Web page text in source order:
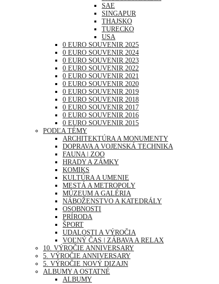
SAE
SINGAPUR
THAJSKO
TURECKO
USA
0 EURO SOUVENIR 2025
0 EURO SOUVENIR 2024
0 EURO SOUVENIR 2023
0 EURO SOUVENIR 2022
0 EURO SOUVENIR 2021
0 EURO SOUVENIR 2020
0 EURO SOUVENIR 2019
0 EURO SOUVENIR 2018
0 EURO SOUVENIR 2017
0 EURO SOUVENIR 2016
0 EURO SOUVENIR 2015
PODĽA TÉMY
ARCHITEKTÚRA A MONUMENTY
DOPRAVA A VOJENSKÁ TECHNIKA
FAUNA | ZOO
HRADY A ZÁMKY
KOMIKS
KULTÚRA A UMENIE
MESTÁ A METROPOLY
MÚZEUM A GALÉRIA
NÁBOŽENSTVO A KATEDRÁLY
OSOBNOSTI
PRÍRODA
ŠPORT
UDALOSTI A VÝROČIA
VOĽNÝ ČAS | ZÁBAVA A RELAX
10. VÝROČIE ANNIVERSARY
5. VÝROČIE ANNIVERSARY
5. VÝROČIE NOVÝ DIZAJN
ALBUMY A OSTATNÉ
ALBUMY